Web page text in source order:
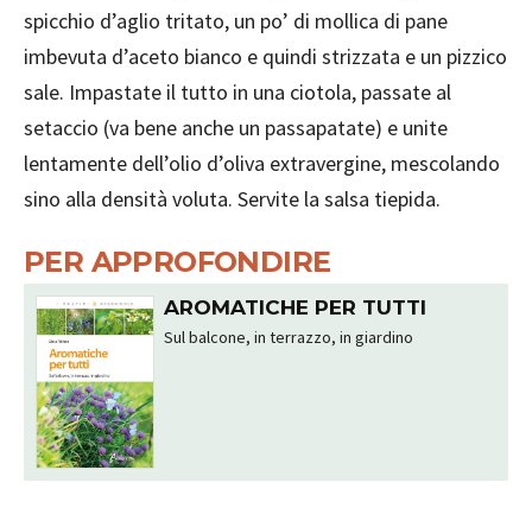
spicchio d’aglio tritato, un po’ di mollica di pane
imbevuta d’aceto bianco e quindi strizzata e un pizzico
sale. Impastate il tutto in una ciotola, passate al
setaccio (va bene anche un passapatate) e unite
lentamente dell’olio d’oliva extravergine, mescolando
sino alla densità voluta. Servite la salsa tiepida.
PER APPROFONDIRE
AROMATICHE PER TUTTI
Sul balcone, in terrazzo, in giardino